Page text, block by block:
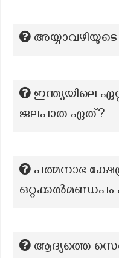
അയ്യാവഴിയുടെ
ഇന്ത്യയിലെ
ജലപാത ഏത്?
പത്മനാഭ
ആദ്യത്തെ